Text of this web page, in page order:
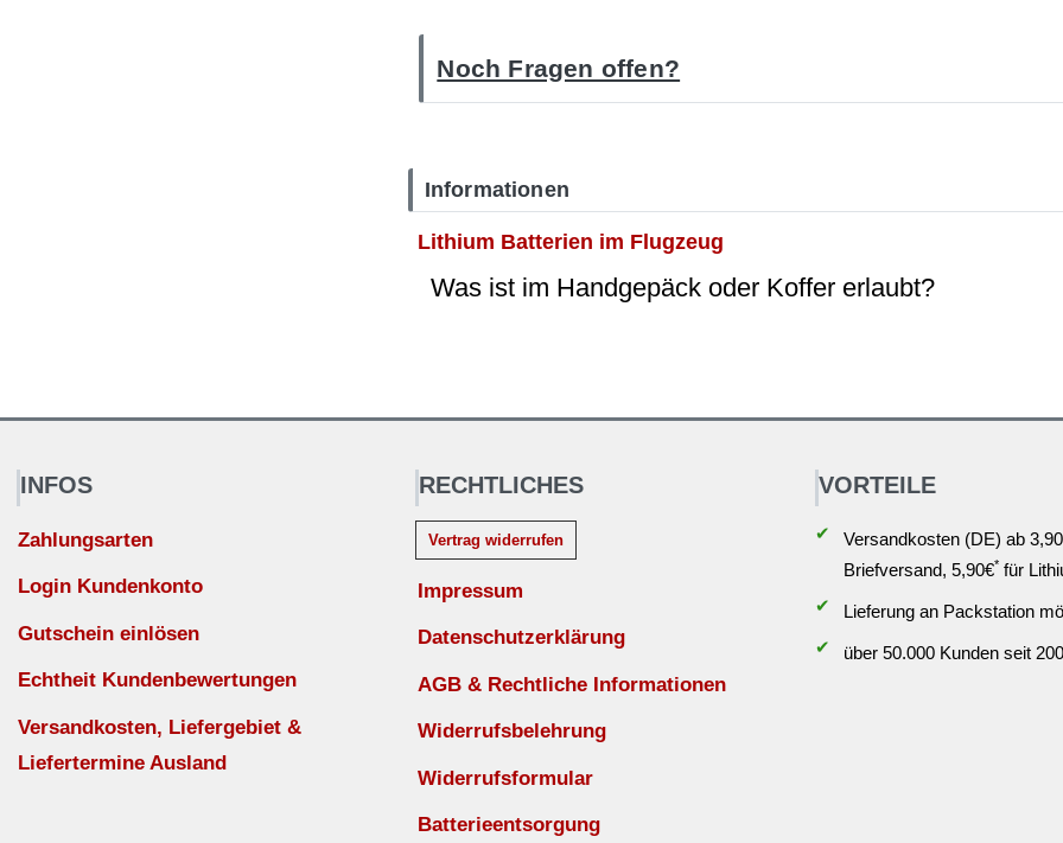
Noch Fragen offen?
Informationen
Lithium Batterien im Flugzeug
Was ist im Handgepäck oder Koffer erlaubt?
INFOS
Zahlungsarten
Login Kundenkonto
Gutschein einlösen
Echtheit Kundenbewertungen
Versandkosten, Liefergebiet &
Liefertermine Ausland
RECHTLICHES
Vertrag widerrufen
Impressum
Datenschutzerklärung
AGB & Rechtliche Informationen
Widerrufsbelehrung
Widerrufsformular
Batterieentsorgung
VORTEILE
✔
Versandkosten (DE) ab
Briefversand, 5,90€* für
✔
Lieferung an Packstation
✔
über 50.000 Kunden seit